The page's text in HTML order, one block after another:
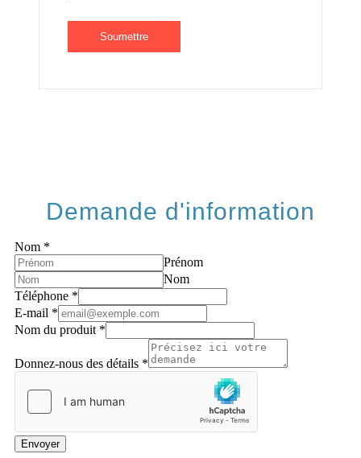
Demande d'information
Nom *
Prénom
Nom
Téléphone *
E-mail *
Nom du produit *
Donnez-nous des détails *
Envoyer